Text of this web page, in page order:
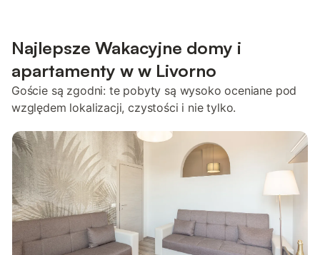
Najlepsze Wakacyjne domy i
apartamenty w w Livorno
Goście są zgodni: te pobyty są wysoko oceniane pod
względem lokalizacji, czystości i nie tylko.